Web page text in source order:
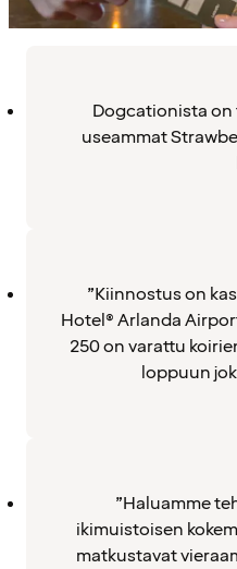
Dogcationista
useammat
”Kiinnostus on
Hotel® Arlanda
250 on varattu
loppuun
”Haluamme
ikimuistoisen
matkustavat